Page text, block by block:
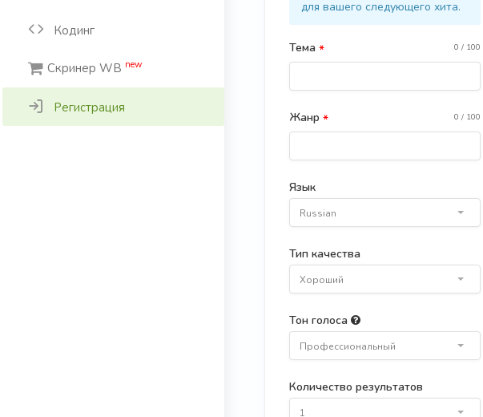
Кодинг
Скринер WB new
Регистрация
для вашего следующего хита.
Тема * 0 / 100
Жанр * 0 / 100
Язык
Russian
Тип качества
Хороший
Тон голоса
Профессиональный
Количество результатов
1